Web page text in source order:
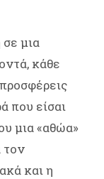
μια
κάθε
που είσαι
μια «αθώα»
τον
και η